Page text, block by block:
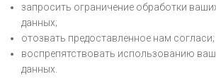
запросить ограничение обработки
данных;
отозвать предоставленное нам согласи;
воспрепятствовать использованию
данных.